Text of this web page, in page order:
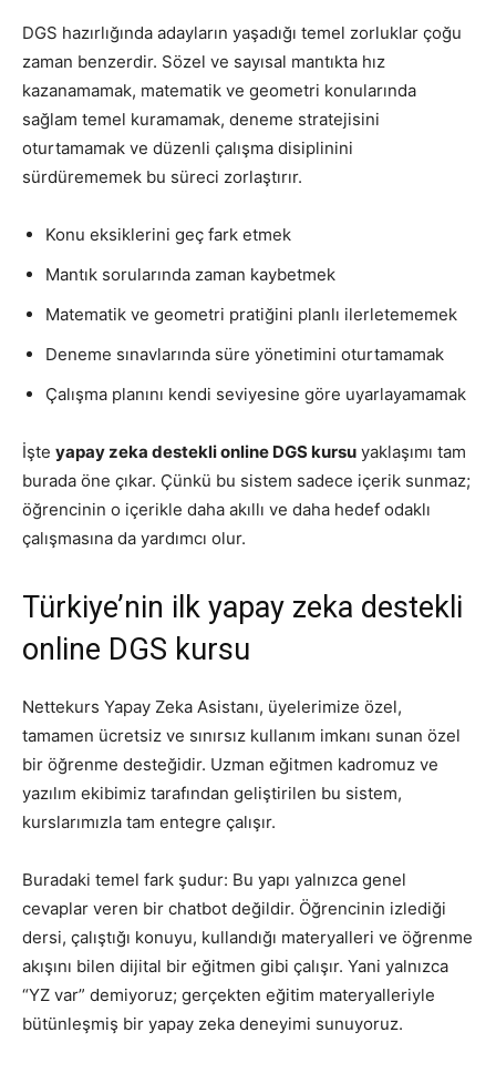
DGS hazırlığında adayların yaşadığı temel zorluklar çoğu
zaman benzerdir. Sözel ve sayısal mantıkta hız
kazanamamak, matematik ve geometri konularında
sağlam temel kuramamak, deneme stratejisini
oturtamamak ve düzenli çalışma disiplinini
sürdürememek bu süreci zorlaştırır.
Konu eksiklerini geç fark etmek
Mantık sorularında zaman kaybetmek
Matematik ve geometri pratiğini planlı ilerletememek
Deneme sınavlarında süre yönetimini oturtamamak
Çalışma planını kendi seviyesine göre uyarlayamamak
İşte yapay zeka destekli online DGS kursu yaklaşımı tam
burada öne çıkar. Çünkü bu sistem sadece içerik sunmaz;
öğrencinin o içerikle daha akıllı ve daha hedef odaklı
çalışmasına da yardımcı olur.
Türkiye’nin ilk yapay zeka destekli
online DGS kursu
Nettekurs Yapay Zeka Asistanı, üyelerimize özel,
tamamen ücretsiz ve sınırsız kullanım imkanı sunan özel
bir öğrenme desteğidir. Uzman eğitmen kadromuz ve
yazılım ekibimiz tarafından geliştirilen bu sistem,
kurslarımızla tam entegre çalışır.
Buradaki temel fark şudur: Bu yapı yalnızca genel
cevaplar veren bir chatbot değildir. Öğrencinin izlediği
dersi, çalıştığı konuyu, kullandığı materyalleri ve öğrenme
akışını bilen dijital bir eğitmen gibi çalışır. Yani yalnızca
“YZ var” demiyoruz; gerçekten eğitim materyalleriyle
bütünleşmiş bir yapay zeka deneyimi sunuyoruz.